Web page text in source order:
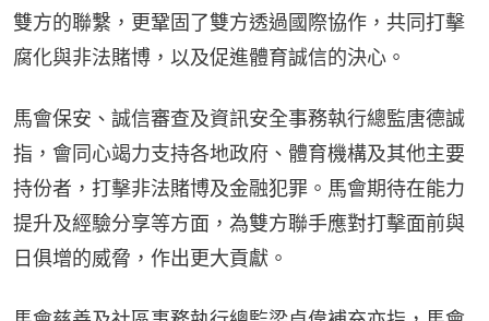
雙方的聯繫，更鞏固了雙方透過國際協作，共同打擊
腐化與非法賭博，以及促進體育誠信的決心。
馬會保安、誠信審查及資訊安全事務執行總監唐德誠
指，會同心竭力支持各地政府、體育機構及其他主要
持份者，打擊非法賭博及金融犯罪。馬會期待在能力
提升及經驗分享等方面，為雙方聯手應對打擊面前與
日俱增的威脅，作出更大貢獻。